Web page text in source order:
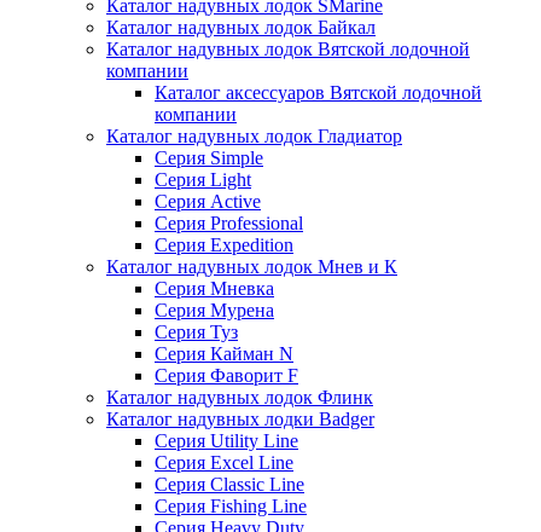
Каталог надувных лодок SMarine
Каталог надувных лодок Байкал
Каталог надувных лодок Вятской лодочной
компании
Каталог аксессуаров Вятской лодочной
компании
Каталог надувных лодок Гладиатор
Серия Simple
Серия Light
Серия Active
Серия Professional
Серия Expedition
Каталог надувных лодок Мнев и К
Серия Мневка
Серия Мурена
Серия Туз
Серия Кайман N
Серия Фаворит F
Каталог надувных лодок Флинк
Каталог надувных лодки Badger
Серия Utility Line
Серия Excel Line
Серия Classic Line
Серия Fishing Line
Серия Heavy Duty